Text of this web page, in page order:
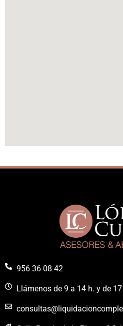
956 36 08 42
Llámenos de 9 a 14 h. y de